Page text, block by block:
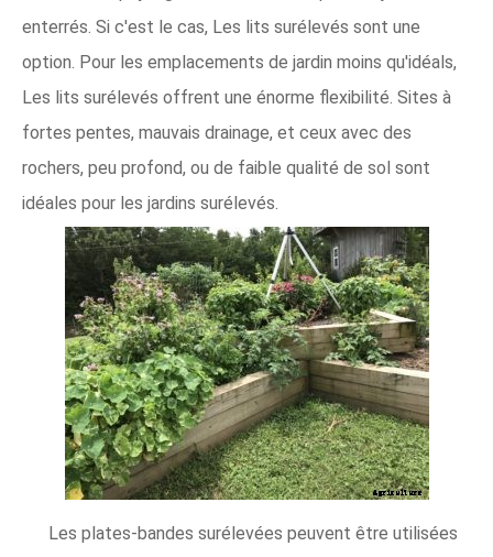
enterrés. Si c'est le cas, Les lits surélevés sont une
option. Pour les emplacements de jardin moins qu'idéals,
Les lits surélevés offrent une énorme flexibilité. Sites à
fortes pentes, mauvais drainage, et ceux avec des
rochers, peu profond, ou de faible qualité de sol sont
idéales pour les jardins surélevés.
Les plates-bandes surélevées peuvent être utilisées